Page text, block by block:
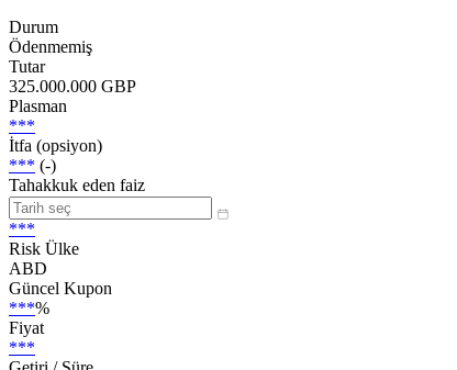
Durum
Ödenmemiş
Tutar
325.000.000 GBP
Plasman
***
İtfa (opsiyon)
*** (-)
Tahakkuk eden faiz
***
Risk Ülke
ABD
Güncel Kupon
***%
Fiyat
***